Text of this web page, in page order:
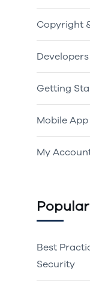
Copyright
Developers
Getting
Mobile App
My
Best
Security